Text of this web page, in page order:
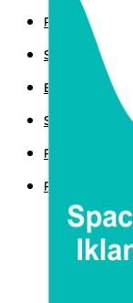
POLITIK
SPORT
EKBIS
SAINTEK
PEMERINTAHAN
PARLEMEN